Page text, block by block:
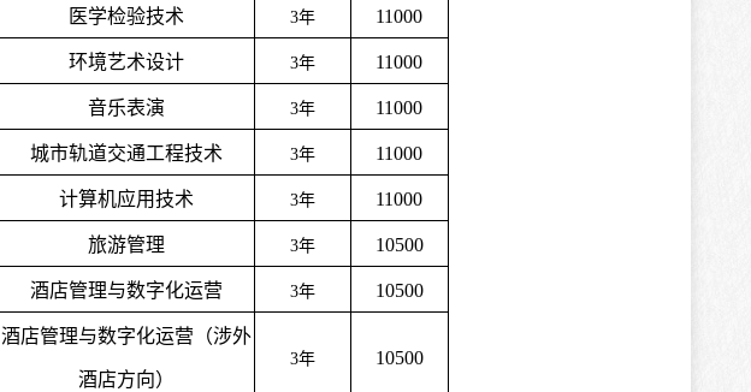
医学检验技术 3年 11000
环境艺术设计 3年 11000
音乐表演 3年 11000
城市轨道交通工程技术 3年 11000
计算机应用技术 3年 11000
旅游管理 3年 10500
酒店管理与数字化运营 3年 10500
酒店管理与数字化运营（涉外
酒店方向）
3年 10500